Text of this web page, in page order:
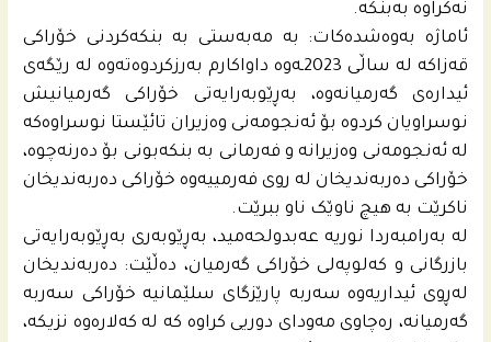
نەکراوە بەبنکە.
ئاماژە بەوەشدەکات: بە مەبەستی بە بنکەکردنی خۆراکی
قەزاکە لە ساڵی 2023ـەوە داواکارم بەرزکردوەتەوە لە رێگەی
ئیدارەی گەرمیانەوە، بەڕێوبەرایەتی خۆراکی گەرمیانیش
نوسراویان کردوە بۆ ئەنجومەنی وەزیران تائێستا نوسراوەکە
لە ئەنجومەنی وەزیرانە و فەرمانی بە بنکەبونی بۆ دەرنەچوە،
خۆراکی دەربەندیخان لە روی فه‌رمییه‌وه‌ خۆراکی دەربەندیخان
ناکرێت بە هیچ ناوێک ناو ببرێت.
لە بەرامبەردا نوریە عه‌بدولحه‌مید، بەڕێوبەری بەڕێوبەرایەتی
بازرگانی و کەلوپەلی خۆراکی گەرمیان، دەڵێت: دەربەندیخان
لەڕوی ئیداریەوە سەربە پارێزگای سلێمانیە خۆراکی سەربە
گه‌رمیانه‌، رەچاوی مەودای دوریی کراوە كه‌ لە کەلارەوە نزیکە،